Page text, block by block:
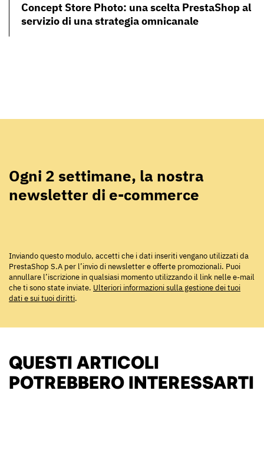
Concept Store Photo: una scelta PrestaShop al
servizio di una strategia omnicanale
Ogni 2 settimane, la nostra
newsletter di e-commerce
Inviando questo modulo, accetti che i dati inseriti vengano utilizzati da
PrestaShop S.A per l’invio di newsletter e offerte promozionali. Puoi
annullare l’iscrizione in qualsiasi momento utilizzando il link nelle e-mail
che ti sono state inviate. Ulteriori informazioni sulla gestione dei tuoi
dati e sui tuoi diritti.
QUESTI ARTICOLI
POTREBBERO INTERESSARTI